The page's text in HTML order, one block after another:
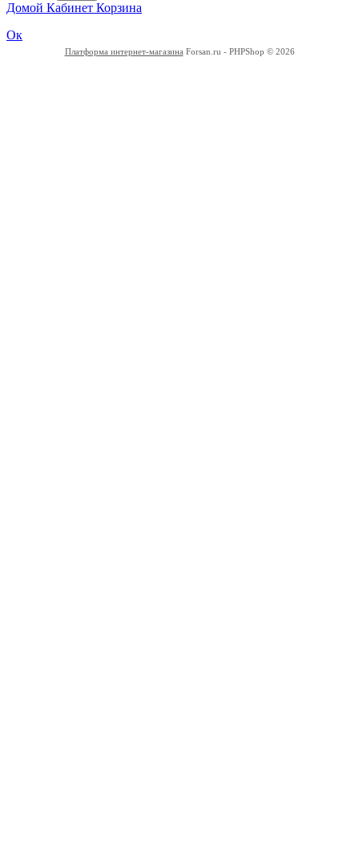
Домой Кабинет Корзина
Ок
Платформа интернет-магазина Forsan.ru - PHPShop © 2026